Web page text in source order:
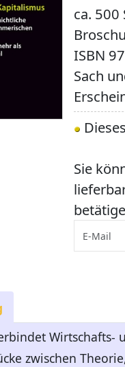
ca. 500
ISBN
Sach
Sie
zwischen